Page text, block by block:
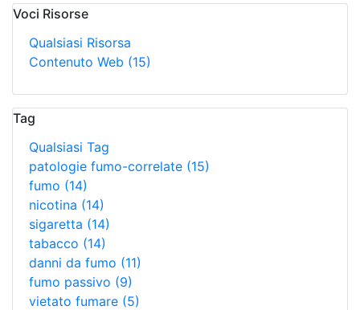
Voci Risorse
Qualsiasi Risorsa
Contenuto Web (15)
Tag
Qualsiasi Tag
patologie fumo-correlate (15)
fumo (14)
nicotina (14)
sigaretta (14)
tabacco (14)
danni da fumo (11)
fumo passivo (9)
vietato fumare (5)